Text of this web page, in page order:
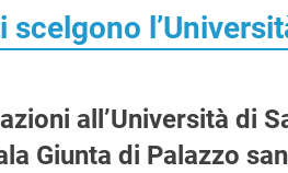
all’Università di
Giunta di Palazzo